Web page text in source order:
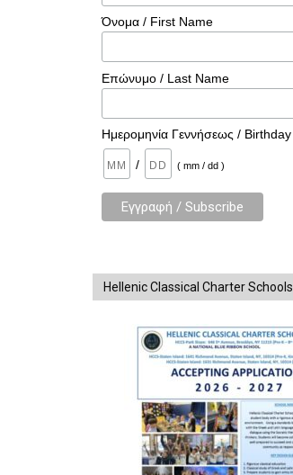
Όνομα / First Name
Επώνυμο / Last Name
Ημερομηνία Γεννήσεως / Birthday
/ ( mm / dd )
Hellenic Classical Charter Schools